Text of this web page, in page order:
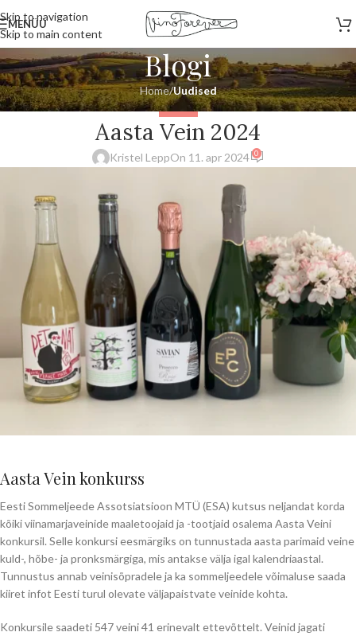
Skip to navigation
Skip to main content
MENÜÜ
Blogi
Home/Uudised
UUDISED
Aasta Vein 2024
Kristel LeppOn 11. apr 2024 0
Aasta Vein konkurss
Eesti Sommeljeede Assotsiatsioon MTÜ (ESA) kutsus neljandat korda
kõiki viinamarjaveinide maaletoojaid ja -tootjaid osalema Aasta Veini
konkursil. Selle konkursi eesmärgiks on tunnustada aasta parimaid veine
kuld-, hõbe- ja pronksmärgiga, mis antakse välja igal kalendriaastal.
Tunnustus annab veinisõpradele ja ka sommeljeedele võimaluse saada
kiiret infot Eesti turul olevate väljapaistvate veinide kohta.
Konkursile saadeti 547 veini 41 erinevalt ettevõttelt. Veinid jagati